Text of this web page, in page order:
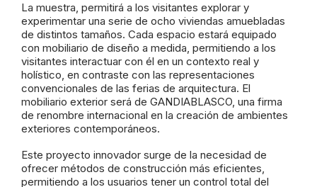
La muestra, permitirá a los visitantes explorar y
experimentar una serie de ocho viviendas amuebladas
de distintos tamaños. Cada espacio estará equipado
con mobiliario de diseño a medida, permitiendo a los
visitantes interactuar con él en un contexto real y
holístico, en contraste con las representaciones
convencionales de las ferias de arquitectura. El
mobiliario exterior será de GANDIABLASCO, una firma
de renombre internacional en la creación de ambientes
exteriores contemporáneos.
Este proyecto innovador surge de la necesidad de
ofrecer métodos de construcción más eficientes,
permitiendo a los usuarios tener un control total del